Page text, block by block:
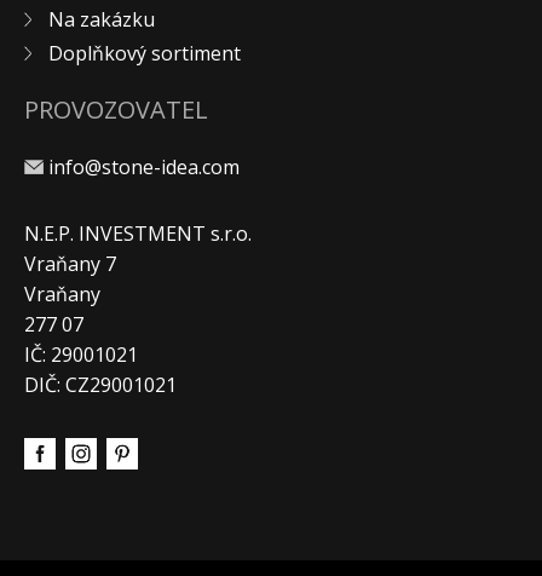
Na zakázku
Doplňkový sortiment
PROVOZOVATEL
info@stone-idea.com
N.E.P. INVESTMENT s.r.o.
Vraňany 7
Vraňany
277 07
IČ: 29001021
DIČ: CZ29001021